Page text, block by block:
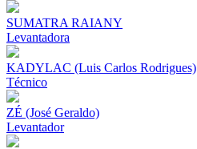
SUMATRA RAIANY
Levantadora
KADYLAC (Luis Carlos Rodrigues)
Técnico
ZÉ (José Geraldo)
Levantador